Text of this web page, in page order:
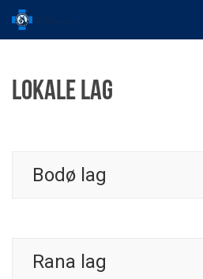
Lokale lag
Bodø lag
Rana lag